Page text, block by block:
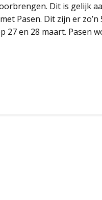
Dit is gelijk
Pasen. Dit zijn er
27 en 28 maart. Pasen